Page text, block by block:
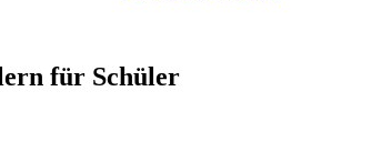
für Schüler